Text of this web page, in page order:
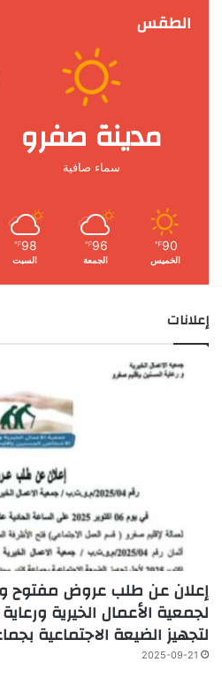
الطقس
مدينة صفرو
سماء صافية
90
℉
الخميس
96
℉
الجمعة
98
℉
السبت
إعلانات
لجمعية الأعمال الخيرية
لتجهيز الضيعة الاجتماعية
2025-09-21